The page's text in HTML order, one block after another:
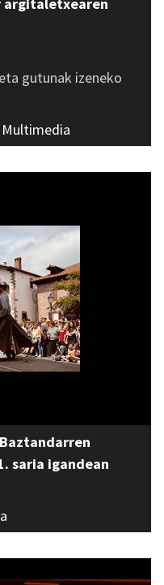
argitaletxearen
gutunak izeneko
Multimedia
saria igandean